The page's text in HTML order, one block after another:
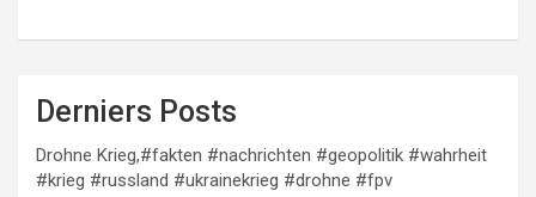
Derniers Posts
Drohne Krieg,#fakten #nachrichten #geopolitik #wahrheit
#krieg #russland #ukrainekrieg #drohne #fpv